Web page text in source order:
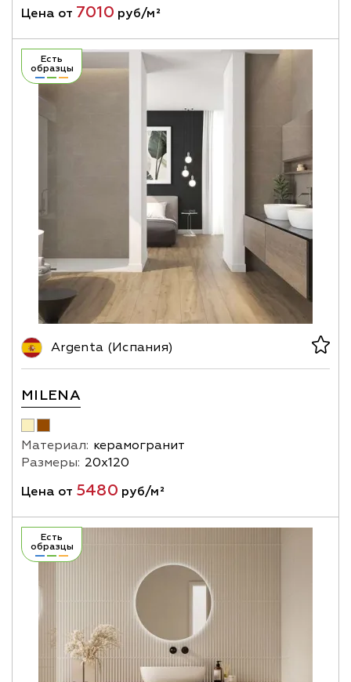
Цена от 7010 руб/м²
Есть
образцы
Argenta (Испания)
MILENA
Материал: керамогранит
Размеры: 20х120
Цена от 5480 руб/м²
Есть
образцы